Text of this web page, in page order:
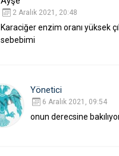
2 Aralık 2021, 20:48
Karaciğer enzim oranı yüksek
sebebimi
Yönetici
6 Aralık 2021, 09:54
onun derecsine